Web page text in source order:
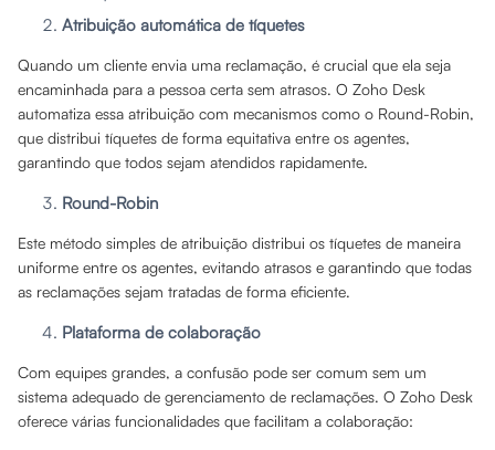
Atribuição automática de tíquetes
Quando um cliente envia uma reclamação, é crucial que ela seja
encaminhada para a pessoa certa sem atrasos. O Zoho Desk
automatiza essa atribuição com mecanismos como o Round-Robin,
que distribui tíquetes de forma equitativa entre os agentes,
garantindo que todos sejam atendidos rapidamente.
Round-Robin
Este método simples de atribuição distribui os tíquetes de maneira
uniforme entre os agentes, evitando atrasos e garantindo que todas
as reclamações sejam tratadas de forma eficiente.
Plataforma de colaboração
Com equipes grandes, a confusão pode ser comum sem um
sistema adequado de gerenciamento de reclamações. O Zoho Desk
oferece várias funcionalidades que facilitam a colaboração: